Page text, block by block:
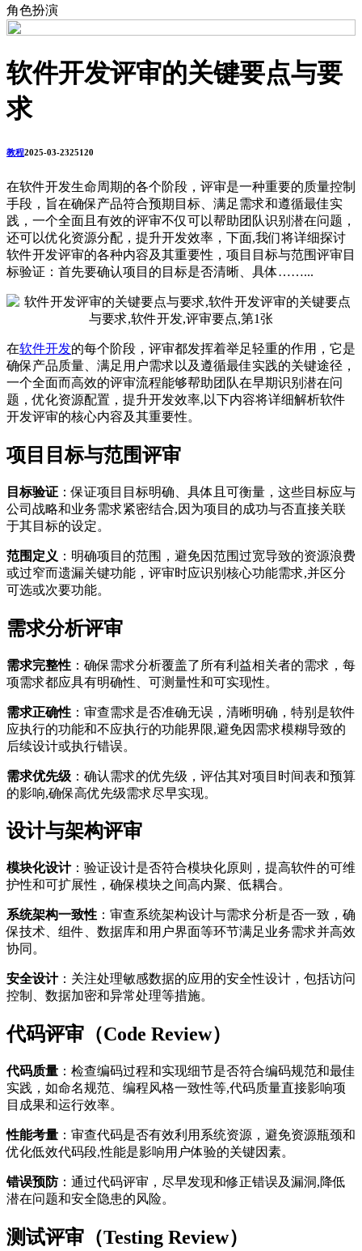
角色扮演
软件开发评审的关键要点与要
求
教程2025-03-2325120
在软件开发生命周期的各个阶段，评审是一种重要的质量控制
手段，旨在确保产品符合预期目标、满足需求和遵循最佳实
践，一个全面且有效的评审不仅可以帮助团队识别潜在问题，
还可以优化资源分配，提升开发效率，下面,我们将详细探讨
软件开发评审的各种内容及其重要性，项目目标与范围评审目
标验证：首先要确认项目的目标是否清晰、具体……...
在软件开发的每个阶段，评审都发挥着举足轻重的作用，它是
确保产品质量、满足用户需求以及遵循最佳实践的关键途径，
一个全面而高效的评审流程能够帮助团队在早期识别潜在问
题，优化资源配置，提升开发效率,以下内容将详细解析软件
开发评审的核心内容及其重要性。
项目目标与范围评审
目标验证 ：保证项目目标明确、具体且可衡量，这些目标应与
公司战略和业务需求紧密结合,因为项目的成功与否直接关联
于其目标的设定。
范围定义 ：明确项目的范围，避免因范围过宽导致的资源浪费
或过窄而遗漏关键功能，评审时应识别核心功能需求,并区分
可选或次要功能。
需求分析评审
需求完整性 ：确保需求分析覆盖了所有利益相关者的需求，每
项需求都应具有明确性、可测量性和可实现性。
需求正确性 ：审查需求是否准确无误，清晰明确，特别是软件
应执行的功能和不应执行的功能界限,避免因需求模糊导致的
后续设计或执行错误。
需求优先级 ：确认需求的优先级，评估其对项目时间表和预算
的影响,确保高优先级需求尽早实现。
设计与架构评审
模块化设计：验证设计是否符合模块化原则，提高软件的可维
护性和可扩展性，确保模块之间高内聚、低耦合。
系统架构一致性 ：审查系统架构设计与需求分析是否一致，确
保技术、组件、数据库和用户界面等环节满足业务需求并高效
协同。
安全设计：关注处理敏感数据的应用的安全性设计，包括访问
控制、数据加密和异常处理等措施。
代码评审（Code Review）
代码质量 ：检查编码过程和实现细节是否符合编码规范和最佳
实践，如命名规范、编程风格一致性等,代码质量直接影响项
目成果和运行效率。
性能考量 ：审查代码是否有效利用系统资源，避免资源瓶颈和
优化低效代码段,性能是影响用户体验的关键因素。
错误预防：通过代码评审，尽早发现和修正错误及漏洞,降低
潜在问题和安全隐患的风险。
测试评审（Testing Review）